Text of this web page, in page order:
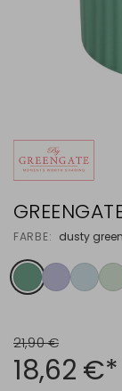
FARBE: dusty green
21,90 €
18,62 €*